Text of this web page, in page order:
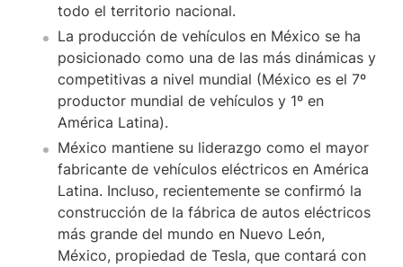
todo el territorio nacional.
La producción de vehículos en México se ha
posicionado como una de las más dinámicas y
competitivas a nivel mundial (México es el 7º
productor mundial de vehículos y 1º en
América Latina).
México mantiene su liderazgo como el mayor
fabricante de vehículos eléctricos en América
Latina. Incluso, recientemente se confirmó la
construcción de la fábrica de autos eléctricos
más grande del mundo en Nuevo León,
México, propiedad de Tesla, que contará con